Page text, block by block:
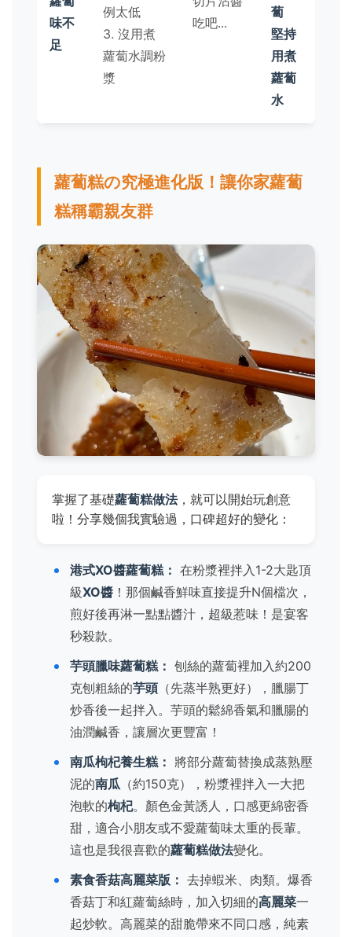
味不
足
例太低
3. 沒用煮
蘿蔔水調粉
漿
吃吧...
蔔
堅持
用煮
蘿蔔
水
蘿蔔糕の究極進化版！讓你家蘿蔔
糕稱霸親友群
掌握了基礎蘿蔔糕做法，就可以開始玩創意
啦！分享幾個我實驗過，口碑超好的變化：
港式XO醬蘿蔔糕： 在粉漿裡拌入1-2大匙頂
級XO醬 ！那個鹹香鮮味直接提升N個檔次，
煎好後再淋一點點醬汁，超級惹味！是宴客
秒殺款。
芋頭臘味蘿蔔糕： 刨絲的蘿蔔裡加入約200
克刨粗絲的芋頭 （先蒸半熟更好），臘腸丁
炒香後一起拌入。芋頭的鬆綿香氣和臘腸的
油潤鹹香，讓層次更豐富！
南瓜枸杞養生糕： 將部分蘿蔔替換成蒸熟壓
泥的南瓜 （約150克），粉漿裡拌入一大把
泡軟的枸杞。顏色金黃誘人，口感更綿密香
甜，適合小朋友或不愛蘿蔔味太重的長輩。
這也是我很喜歡的蘿蔔糕做法變化。
素食香菇高麗菜版： 去掉蝦米、肉類。爆香
香菇丁和紅蘿蔔絲時，加入切細的高麗菜一
起炒軟。高麗菜的甜脆帶來不同口感，純素